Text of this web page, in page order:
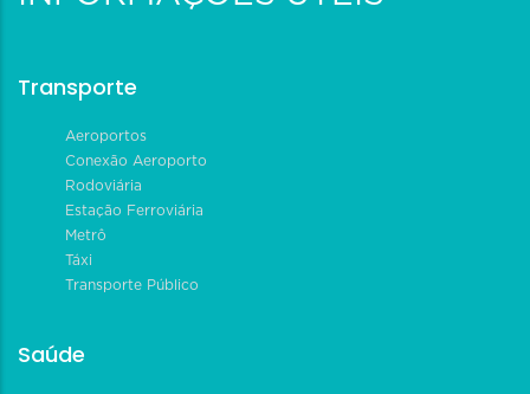
Transporte
Aeroportos
Conexão Aeroporto
Rodoviária
Estação Ferroviária
Metrô
Táxi
Transporte Público
Saúde